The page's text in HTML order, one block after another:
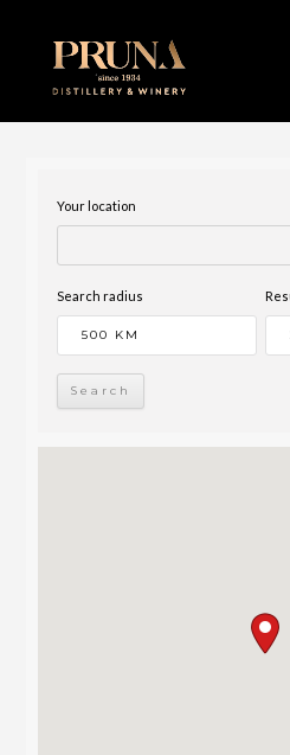
Your location
Search radius